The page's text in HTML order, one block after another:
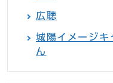
広聴
城陽イメージキ
ん